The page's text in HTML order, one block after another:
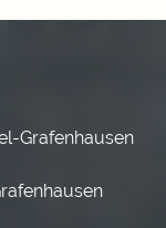
Grafenhausen